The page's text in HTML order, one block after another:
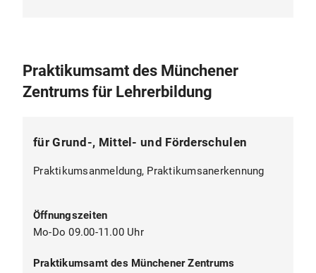
Praktikumsamt des Münchener
Zentrums für Lehrerbildung
für Grund-, Mittel- und Förderschulen
Praktikumsanmeldung, Praktikumsanerkennung
Öffnungszeiten
Mo-Do 09.00-11.00 Uhr
Praktikumsamt des Münchener Zentrums